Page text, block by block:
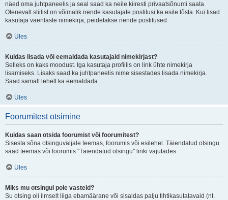
näed oma juhtpaneelis ja seal saad ka neile kiiresti privaatsõnumi saata.
Olenevalt stiilist on võimalik nende kasutajate postitusi ka esile tõsta. Kui lisad
kasutaja vaenlaste nimekirja, peidetakse nende postitused.
Üles
Kuidas lisada või eemaldada kasutajaid nimekirjast?
Selleks on kaks moodust. Iga kasutaja profiilis on link ühte nimekirja
lisamiseks. Lisaks saad ka juhtpaneelis nime sisestades lisada nimekirja.
Saad samalt lehelt ka eemaldada.
Üles
Foorumitest otsimine
Kuidas saan otsida foorumist või foorumitest?
Sisesta sõna otsinguväljale teemas, foorumis või esilehel. Täiendatud otsingu
saad teemas või foorumis "Täiendatud otsingu" linki vajutades.
Üles
Miks mu otsingul pole vasteid?
Su otsing oli ilmselt liiga ebamäärane või sisaldas palju tihtikasutatavaid (nt.